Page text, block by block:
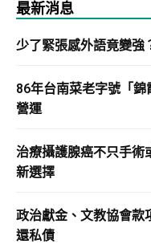
最新消息
少了緊張感外語竟變強
86年台南菜老字號「
營運
治療攝護腺癌不只手
新選擇
政治獻金、文教協會
還私債